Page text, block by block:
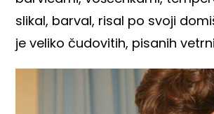
slikal, barval, risal po svoji
je veliko čudovitih, pisanih